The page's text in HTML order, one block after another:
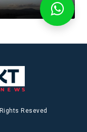
Reseved